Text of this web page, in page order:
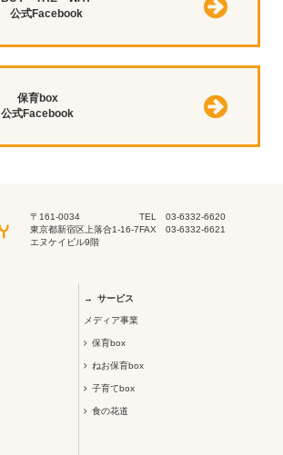
公式Facebook
保育box
公式Facebook
〒161-0034
東京都新宿区上落合1-16-7
エヌケイビル9階
TEL 03-6332-6620
FAX 03-6332-6621
サービス
メディア事業
保育box
ねお保育box
子育てbox
食の花道